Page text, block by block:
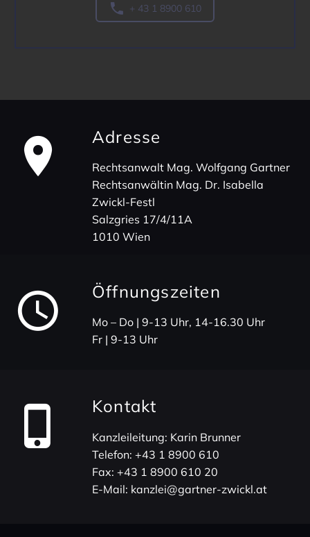
 + 43 1 8900 610
Adresse
Rechts­an­walt Mag. Wolf­gang Gartner
Rechts­an­wältin Mag. Dr. Isabella
Zwickl-Festl
Salz­gries 17/4/11A
1010 Wien
Öffnungs­zeiten
Mo – Do | 9-13 Uhr, 14-16.30 Uhr
Fr | 9-13 Uhr
Kontakt
Kanz­lei­lei­tung: Karin Brunner
Telefon: +43 1 8900 610
Fax: +43 1 8900 610 20
E-Mail: kanzlei@gartner-zwickl.at